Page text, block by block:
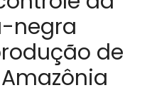
negra
de